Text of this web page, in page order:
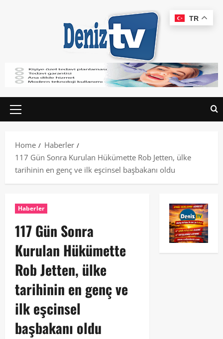
Home
Haberler
117 Gün Sonra Kurulan Hükümette Rob Jetten, ülke
tarihinin en genç ve ilk eşcinsel başbakanı oldu
Haberler
117 Gün Sonra
Kurulan Hükümette
Rob Jetten, ülke
tarihinin en genç ve
ilk eşcinsel
başbakanı oldu
TR